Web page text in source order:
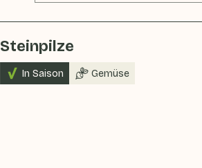
Steinpilze
In Saison Gemüse